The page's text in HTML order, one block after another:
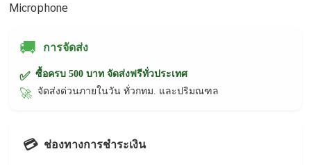
Microphone
🚚 การจัดส่ง
✅ ซื้อครบ 500 บาท จัดส่งฟรีทั่วประเทศ
🚀 จัดส่งด่วนภายในวัน ทั่วกทม. และปริมณฑล
💳 ช่องทางการชำระเงิน